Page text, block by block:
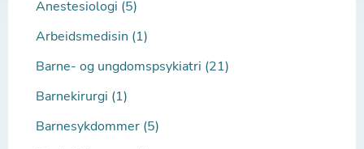
Anestesiologi (5)
Arbeidsmedisin (1)
Barne- og ungdomspsykiatri (21)
Barnekirurgi (1)
Barnesykdommer (5)